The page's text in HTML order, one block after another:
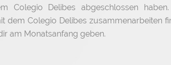
Colegio Delibes abgeschlossen
dem Colegio Delibes zusammenarbeiten
am Monatsanfang geben.